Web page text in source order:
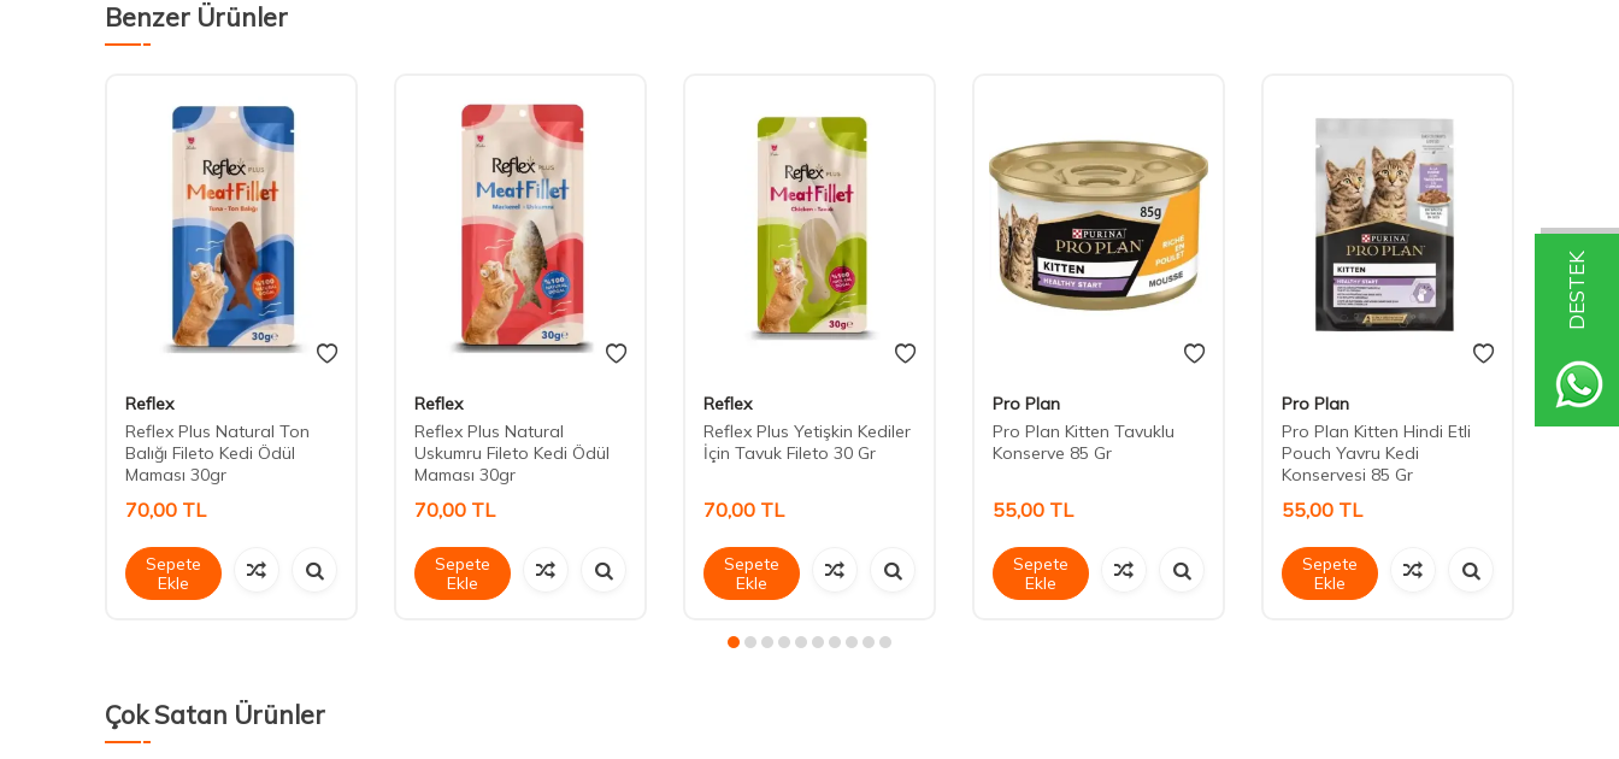
DESTEK
Benzer Ürünler
Reflex
Reflex Plus Natural Ton
Balığı Fileto Kedi Ödül
Maması 30gr
70,00 TL
Sepete
Ekle
Reflex
Reflex Plus Natural
Uskumru Fileto Kedi Ödül
Maması 30gr
70,00 TL
Sepete
Ekle
Reflex
Reflex Plus Yetişkin Kediler
İçin Tavuk Fileto 30 Gr
70,00 TL
Sepete
Ekle
Pro Plan
Pro Plan Kitten Tavuklu
Konserve 85 Gr
55,00 TL
Sepete
Ekle
Pro Plan
Pro Plan Kitten Hindi Etli
Pouch Yavru Kedi
Konservesi 85 Gr
55,00 TL
Sepete
Ekle
Cute
Cute
Çok Satan Ürünler